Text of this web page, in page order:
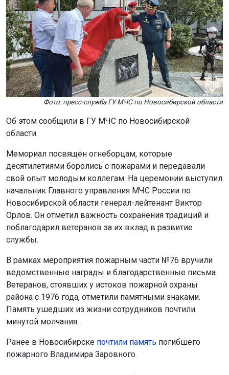
Фото: пресс-служба ГУ МЧС по Новосибирской области
Об этом сообщили в ГУ МЧС по Новосибирской
области.
Мемориал посвящён огнеборцам, которые
десятилетиями боролись с пожарами и передавали
свой опыт молодым коллегам. На церемонии выступил
начальник Главного управления МЧС России по
Новосибирской области генерал-лейтенант Виктор
Орлов. Он отметил важность сохранения традиций и
поблагодарил ветеранов за их вклад в развитие
службы.
В рамках мероприятия пожарным части №76 вручили
ведомственные награды и благодарственные письма.
Ветеранов, стоявших у истоков пожарной охраны
района с 1976 года, отметили памятными знаками.
Память ушедших из жизни сотрудников почтили
минутой молчания.
Ранее в Новосибирске почтили память погибшего
пожарного Владимира Заровного.